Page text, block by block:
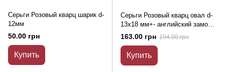
Серьги Розовый кварц шарик d-
12мм
50.00 грн
Купить
Серьги Розовый кварц овал d-
13х18 мм+- английский замок
L-36мм+-
163.00 грн 194.00 грн
Купить